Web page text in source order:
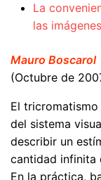
La
las imágenes
Mauro Boscarol
(Octubre de
El
del sistema
describir un
cantidad infinita
En la práctica,